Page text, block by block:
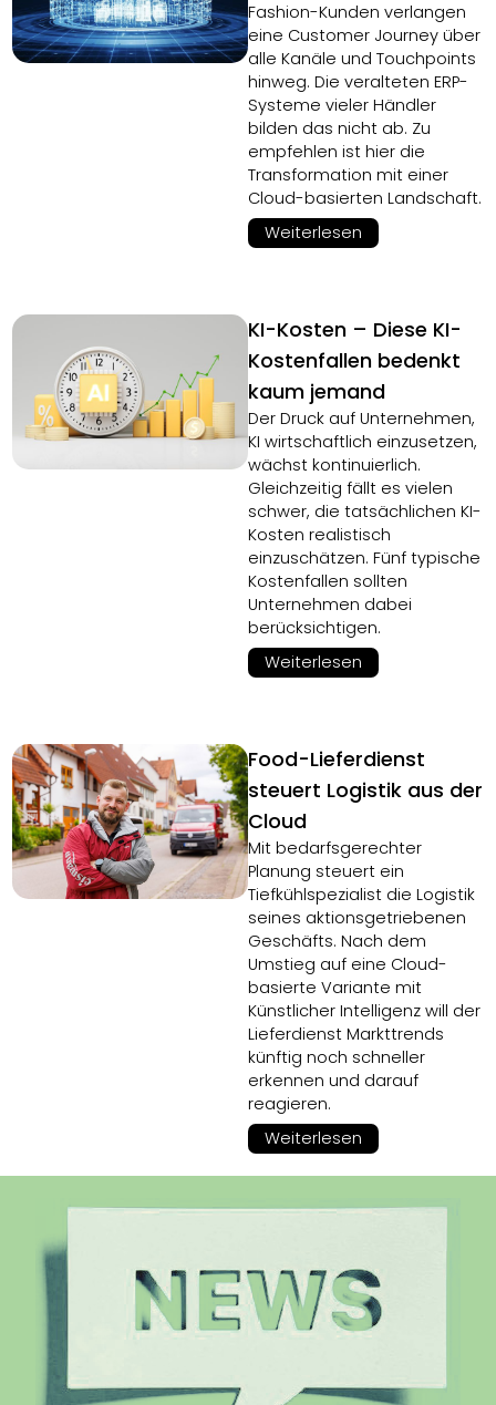
Fashion-Kunden verlangen
eine Customer Journey über
alle Kanäle und Touchpoints
hinweg. Die veralteten ERP-
Systeme vieler Händler
bilden das nicht ab. Zu
empfehlen ist hier die
Transformation mit einer
Cloud-basierten Landschaft.
Weiterlesen
KI-Kosten – Diese KI-
Kostenfallen bedenkt
kaum jemand
Der Druck auf Unternehmen,
KI wirtschaftlich einzusetzen,
wächst kontinuierlich.
Gleichzeitig fällt es vielen
schwer, die tatsächlichen KI-
Kosten realistisch
einzuschätzen. Fünf typische
Kostenfallen sollten
Unternehmen dabei
berücksichtigen.
Weiterlesen
Food-Lieferdienst
steuert Logistik aus der
Cloud
Mit bedarfsgerechter
Planung steuert ein
Tiefkühlspezialist die Logistik
seines aktionsgetriebenen
Geschäfts. Nach dem
Umstieg auf eine Cloud-
basierte Variante mit
Künstlicher Intelligenz will der
Lieferdienst Markttrends
künftig noch schneller
erkennen und darauf
reagieren.
Weiterlesen